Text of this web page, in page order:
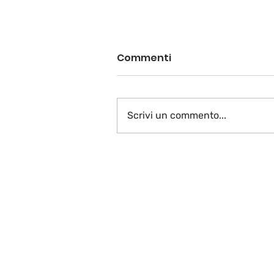
A voi la parola…
Commenti
Scrivi un commento...